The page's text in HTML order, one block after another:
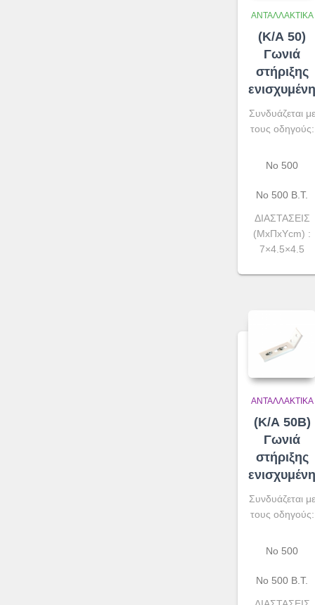
ΑΝΤΑΛΛΑΚΤΙΚΆ
(Κ/Α 50)
Γωνιά
στήριξης
ενισχυμένη
Συνδυάζεται με
τους οδηγούς:
No 500
Νο 500 Β.Τ.
ΔΙΑΣΤΑΣΕΙΣ
(ΜxΠxYcm) :
7×4.5×4.5
ΑΝΤΑΛΛΑΚΤΙΚΆ
(Κ/Α 50Β)
Γωνιά
στήριξης
ενισχυμένη
Συνδυάζεται με
τους οδηγούς:
No 500
Νο 500 B.T.